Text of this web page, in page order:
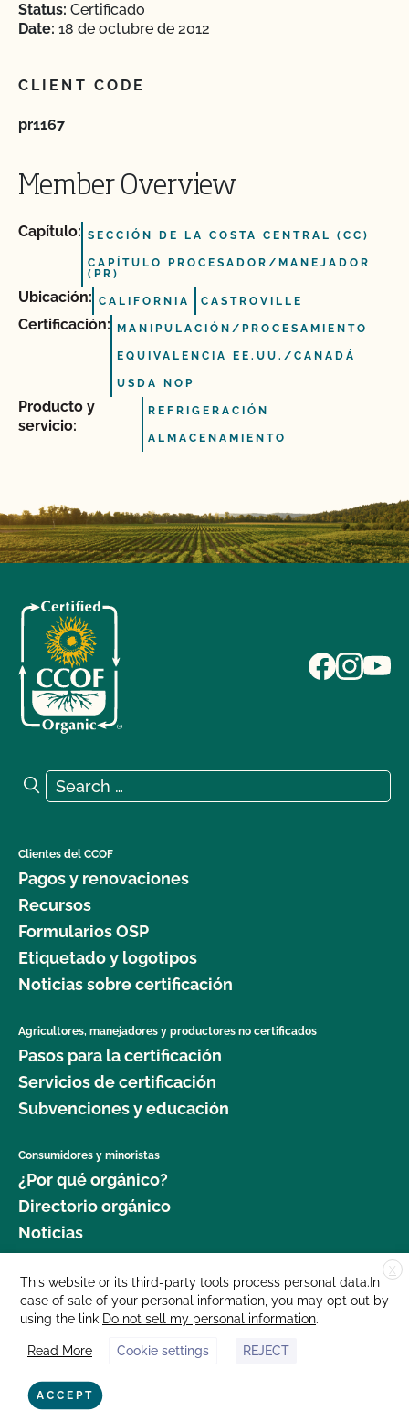
Status: Certificado
Date: 18 de octubre de 2012
CLIENT CODE
pr1167
Member Overview
Capítulo: SECCIÓN DE LA COSTA CENTRAL (CC)
CAPÍTULO PROCESADOR/MANEJADOR
(PR)
Ubicación: CALIFORNIA CASTROVILLE
Certificación: MANIPULACIÓN/PROCESAMIENTO
EQUIVALENCIA EE.UU./CANADÁ
USDA NOP
Producto y
servicio:
REFRIGERACIÓN
ALMACENAMIENTO
Search for:
Search
Clientes del CCOF
Pagos y renovaciones
Recursos
Formularios OSP
Etiquetado y logotipos
Noticias sobre certificación
Agricultores, manejadores y productores no certificados
Pasos para la certificación
Servicios de certificación
Subvenciones y educación
Consumidores y minoristas
¿Por qué orgánico?
Directorio orgánico
Noticias
Donar
Carreras profesionales
Sala de prensa
Contáctenos
877 Cedar Street, Suite 248, Santa Cruz, CA 95060 © 2025 CCOF.org
X
This website or its third-party tools process personal data.In
case of sale of your personal information, you may opt out by
using the link Do not sell my personal information.
Read More Cookie settings REJECT
ACCEPT